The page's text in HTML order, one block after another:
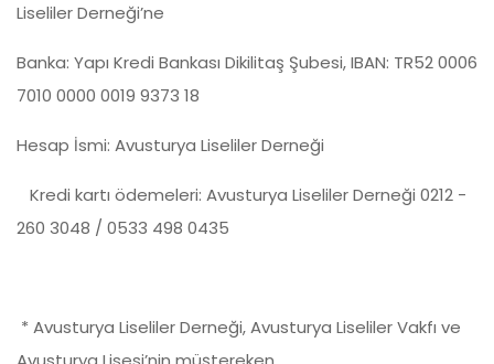
Liseliler Derneği’ne
Banka: Yapı Kredi Bankası Dikilitaş Şubesi, IBAN: TR52 0006
7010 0000 0019 9373 18
Hesap İsmi: Avusturya Liseliler Derneği
Kredi kartı ödemeleri: Avusturya Liseliler Derneği 0212 -
260 3048 / 0533 498 0435
* Avusturya Liseliler Derneği, Avusturya Liseliler Vakfı ve